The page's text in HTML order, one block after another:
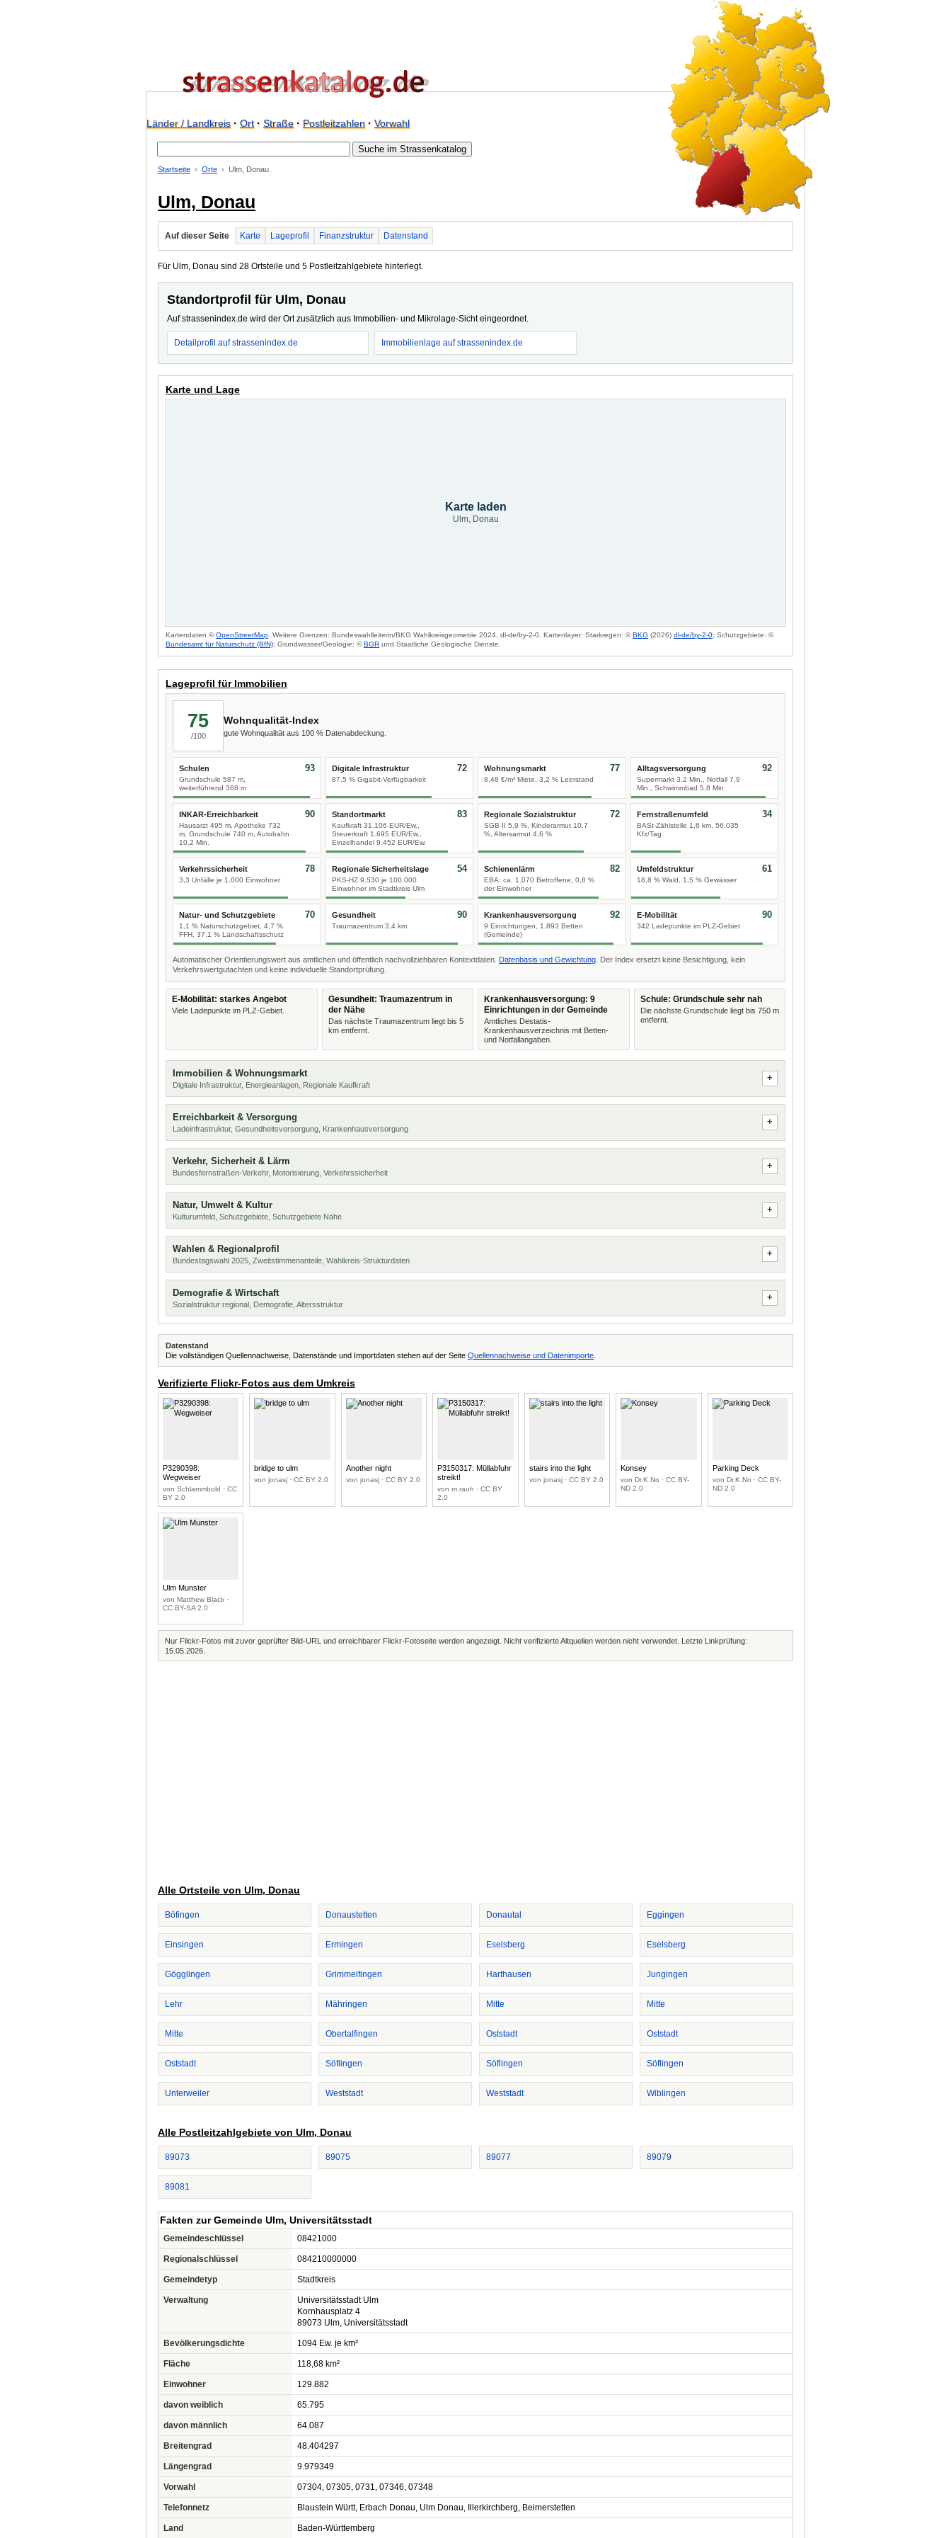
Länder / Landkreis· Ort· Straße· Postleitzahlen· Vorwahl
Startseite Orte Ulm, Donau
Ulm, Donau
Auf dieser Seite Karte Lageprofil Finanzstruktur Datenstand
Für Ulm, Donau sind 28 Ortsteile und 5 Postleitzahlgebiete hinterlegt.
Standortprofil für Ulm, Donau
Auf strassenindex.de wird der Ort zusätzlich aus Immobilien- und Mikrolage-Sicht eingeordnet.
Detailprofil auf strassenindex.de Immobilienlage auf strassenindex.de
Karte und Lage
Karte laden
Ulm, Donau
Kartendaten ©OpenStreetMap . Weitere Grenzen: Bundeswahlleiterin/BKG Wahlkreisgeometrie 2024, dl-de/by-2-0. Kartenlayer: Starkregen: ©BKG (2026) dl-de/by-2-0; Schutzgebiete: ©
Bundesamt für Naturschutz (BfN); Grundwasser/Geologie: ©BGR und Staatliche Geologische Dienste.
Lageprofil für Immobilien
75
/100
Wohnqualität-Index
gute Wohnqualität aus 100 % Datenabdeckung.
Schulen
Grundschule 587 m,
weiterführend 368 m
93 Digitale Infrastruktur
87,5 % Gigabit-Verfügbarkeit
72 Wohnungsmarkt
8,48 €/m² Miete, 3,2 % Leerstand
77 Alltagsversorgung
Supermarkt 3,2 Min., Notfall 7,9
Min., Schwimmbad 5,8 Min.
92
INKAR-Erreichbarkeit
Hausarzt 495 m, Apotheke 732
m, Grundschule 740 m, Autobahn
10,2 Min.
90 Standortmarkt
Kaufkraft 31.106 EUR/Ew.,
Steuerkraft 1.695 EUR/Ew.,
Einzelhandel 9.452 EUR/Ew.
83 Regionale Sozialstruktur
SGB II 5,9 %, Kinderarmut 10,7
%, Altersarmut 4,6 %
72 Fernstraßenumfeld
BASt-Zählstelle 1,6 km, 56.035
Kfz/Tag
34
Verkehrssicherheit
3,3 Unfälle je 1.000 Einwohner
78 Regionale Sicherheitslage
PKS-HZ 9.530 je 100.000
Einwohner im Stadtkreis Ulm
54 Schienenlärm
EBA: ca. 1.070 Betroffene, 0,8 %
der Einwohner
82 Umfeldstruktur
18,8 % Wald, 1,5 % Gewässer
61
Natur- und Schutzgebiete
1,1 % Naturschutzgebiet, 4,7 %
FFH, 37,1 % Landschaftsschutz
70 Gesundheit
Traumazentrum 3,4 km
90 Krankenhausversorgung
9 Einrichtungen, 1.893 Betten
(Gemeinde)
92 E-Mobilität
342 Ladepunkte im PLZ-Gebiet
90
Automatischer Orientierungswert aus amtlichen und öffentlich nachvollziehbaren Kontextdaten. Datenbasis und Gewichtung . Der Index ersetzt keine Besichtigung, kein
Verkehrswertgutachten und keine individuelle Standortprüfung.
E-Mobilität: starkes Angebot
Viele Ladepunkte im PLZ-Gebiet.
Gesundheit: Traumazentrum in
der Nähe
Das nächste Traumazentrum liegt bis 5
km entfernt.
Krankenhausversorgung: 9
Einrichtungen in der Gemeinde
Amtliches Destatis-
Krankenhausverzeichnis mit Betten-
und Notfallangaben.
Schule: Grundschule sehr nah
Die nächste Grundschule liegt bis 750 m
entfernt.
Immobilien & Wohnungsmarkt
Digitale Infrastruktur, Energieanlagen, Regionale Kaufkraft
Erreichbarkeit & Versorgung
Ladeinfrastruktur, Gesundheitsversorgung, Krankenhausversorgung
Verkehr, Sicherheit & Lärm
Bundesfernstraßen-Verkehr, Motorisierung, Verkehrssicherheit
Natur, Umwelt & Kultur
Kulturumfeld, Schutzgebiete, Schutzgebiete Nähe
Wahlen & Regionalprofil
Bundestagswahl 2025, Zweitstimmenanteile, Wahlkreis-Strukturdaten
Demografie & Wirtschaft
Sozialstruktur regional, Demografie, Altersstruktur
Datenstand
Die vollständigen Quellennachweise, Datenstände und Importdaten stehen auf der Seite Quellennachweise und Datenimporte
Verifizierte Flickr-Fotos aus dem Umkreis
P3290398:
Wegweiser
von Schlammbold · CC
BY 2.0
bridge to ulm
von jonasj · CC BY 2.0
Another night
von jonasj · CC BY 2.0
P3150317: Müllabfuhr
streikt!
von m.rauh · CC BY
2.0
stairs into the light
von jonasj · CC BY 2.0
Konsey
von Dr.K.No · CC BY-
ND 2.0
Parking Deck
von Dr.K.No · CC BY-
ND 2.0
Ulm Munster
von Matthew Black ·
CC BY-SA 2.0
Nur Flickr-Fotos mit zuvor geprüfter Bild-URL und erreichbarer Flickr-Fotoseite werden angezeigt. Nicht verifizierte Altquellen werden nicht verwendet. Letzte Linkprüfung:
15.05.2026.
Alle Ortsteile von Ulm, Donau
Böfingen Donaustetten Donautal Eggingen
Einsingen Ermingen Eselsberg Eselsberg
Gögglingen Grimmelfingen Harthausen Jungingen
Lehr Mähringen Mitte Mitte
Mitte Obertalfingen Oststadt Oststadt
Oststadt Söflingen Söflingen Söflingen
Unterweiler Weststadt Weststadt Wiblingen
Alle Postleitzahlgebiete von Ulm, Donau
89073 89075 89077 89079
89081
Fakten zur Gemeinde Ulm, Universitätsstadt
Gemeindeschlüssel 08421000
Regionalschlüssel 084210000000
Gemeindetyp Stadtkreis
Verwaltung
Universitätsstadt Ulm
Kornhausplatz 4
89073 Ulm, Universitätsstadt
Bevölkerungsdichte 1094 Ew. je km²
Fläche 118,68 km²
Einwohner 129.882
davon weiblich 65.795
davon männlich 64.087
Breitengrad 48.404297
Längengrad 9.979349
Vorwahl 07304, 07305, 0731, 07346, 07348
Telefonnetz Blaustein Württ, Erbach Donau, Ulm Donau, Illerkirchberg, Beimerstetten
Land Baden-Württemberg